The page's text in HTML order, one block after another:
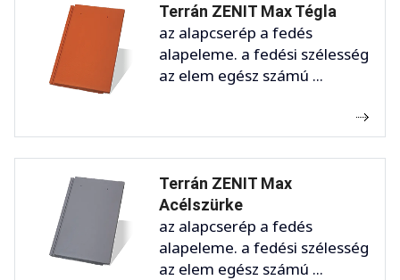
Terrán ZENIT Max Tégla
az alapcserép a fedés
alapeleme. a fedési szélesség
az elem egész számú ...
Terrán ZENIT Max
Acélszürke
az alapcserép a fedés
alapeleme. a fedési szélesség
az elem egész számú ...